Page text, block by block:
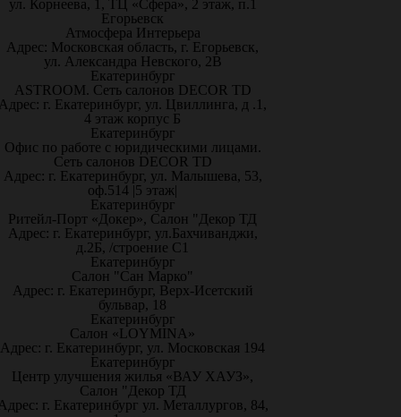
ул. Корнеева, 1, ТЦ «Сфера», 2 этаж, п.1
Егорьевск
Атмосфера Интерьера
Адрес: Московская область, г. Егорьевск,
ул. Александра Невского, 2В
Екатеринбург
ASTROOM. Сеть салонов DECOR TD
г. Екатеринбург, ул. Цвиллинга, д .1,
4 этаж корпус Б
Екатеринбург
Офис по работе с юридическими лицами.
Сеть салонов DECOR TD
Адрес: г. Екатеринбург, ул. Малышева, 53,
оф.514 |5 этаж|
Екатеринбург
Ритейл-Порт «Докер», Салон "Декор ТД
Адрес: г. Екатеринбург, ул.Бахчиванджи,
д.2Б, /строение С1
Екатеринбург
Салон "Сан Марко"
Адрес: г. Екатеринбург, Верх-Исетский
бульвар, 18
Екатеринбург
Салон «LOYMINA»
Адрес: г. Екатеринбург, ул. Московская 194
Екатеринбург
Центр улучшения жилья «ВАУ ХАУЗ»,
Салон "Декор ТД
г. Екатеринбург ул. Металлургов, 84,